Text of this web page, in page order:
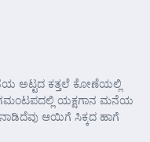
ಅಟ್ಟದ ಕತ್ತಲೆ ಕೋಣೆಯಲ್ಲಿ
ಯಕ್ಷಗಾನ ಮನೆಯ
ಆಯಿಗೆ ಸಿಕ್ಕದ ಹಾಗೆ